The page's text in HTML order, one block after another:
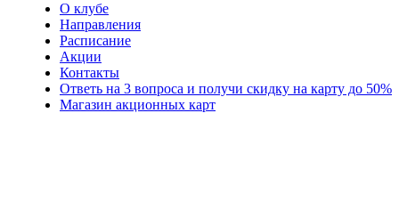
О клубе
Направления
Расписание
Акции
Контакты
Ответь на 3 вопроса и получи скидку на карту до 50%
Магазин акционных карт